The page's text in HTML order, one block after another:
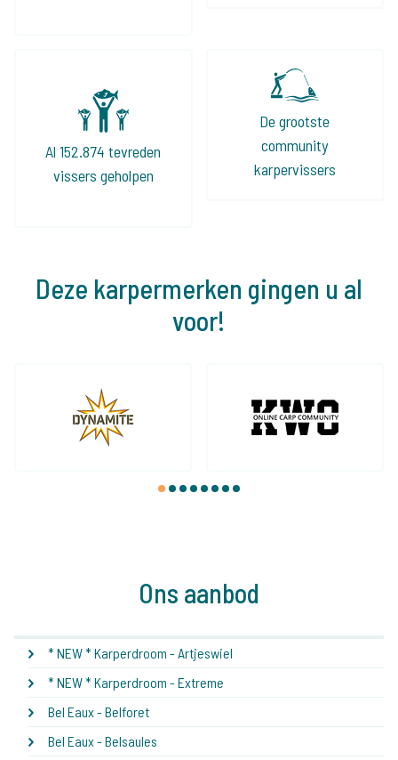
Al 152.874 tevreden
vissers geholpen
De grootste
community
karpervissers
Deze karpermerken gingen u al
voor!
1 2 3 4 5 6 7 8
Ons aanbod
* NEW * Karperdroom - Artjeswiel
* NEW * Karperdroom - Extreme
Bel Eaux - Belforet
Bel Eaux - Belsaules